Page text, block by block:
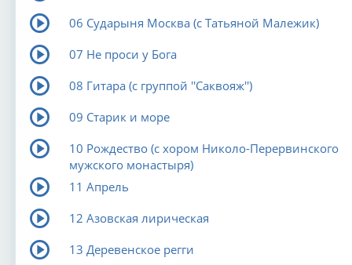
06 Сударыня Москва (с Татьяной Малежик)
07 Не проси у Бога
08 Гитара (с группой ''Саквояж'')
09 Старик и море
10 Рождество (с хором Николо-Перервинского
мужского монастыря)
11 Апрель
12 Азовская лирическая
13 Деревенское регги